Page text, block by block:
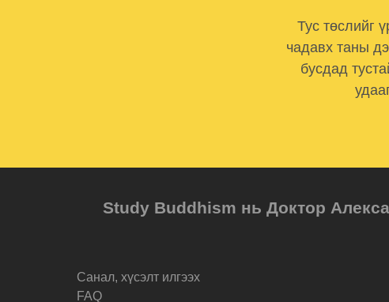
Тус төслийг
чадавх таны
бусдад
Study Buddhism нь Доктор
Санал, хүсэлт илгээх
FAQ